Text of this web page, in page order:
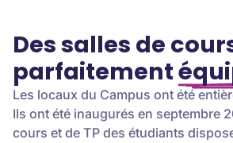
Des salles de
parfaitement
Les locaux du Campus ont été
Ils ont été inaugurés en septembre
cours et de TP des étudiants